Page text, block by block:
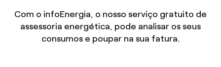
Blog
Com o infoEnergia, o nosso serviço gratuito de
assessoria energética, pode analisar os seus
consumos e poupar na sua fatura.